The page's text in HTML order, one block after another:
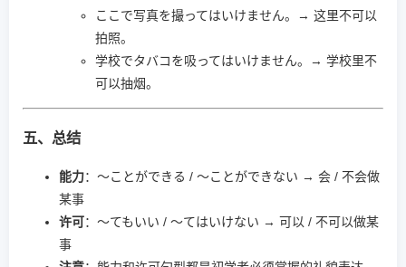
ここで写真を撮ってはいけません。→ 这里不可以
拍照。
学校でタバコを吸ってはいけません。→ 学校里不
可以抽烟。
五、总结
能力：～ことができる / ～ことができない → 会 / 不会做
某事
许可：～てもいい / ～てはいけない → 可以 / 不可以做某
事